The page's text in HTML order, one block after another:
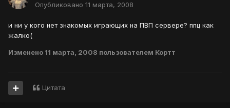
Опубликовано 11 марта, 2008
и ни у кого нет знакомых играющих на ПВП сервере? ппц как
жалко(
Изменено 11 марта, 2008 пользователем Кортт
Цитата